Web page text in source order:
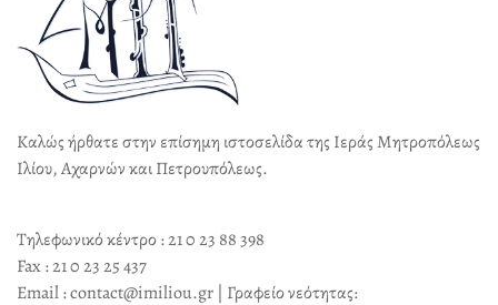
Καλώς ήρθατε στην επίσημη ιστοσελίδα της Ιεράς Μητροπόλεως
Ιλίου, Αχαρνών και Πετρουπόλεως.
Τηλεφωνικό κέντρο : 21 0 23 88 398
Fax : 21 0 23 25 437
Email : contact@imiliou.gr | Γραφείο νεότητας: